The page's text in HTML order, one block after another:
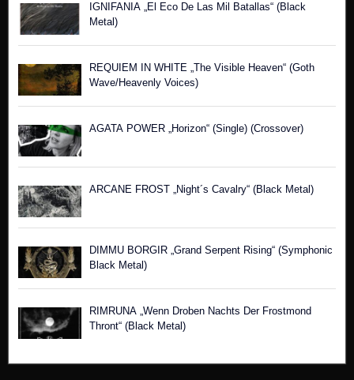
IGNIFANIA „El Eco De Las Mil Batallas“ (Black
Metal)
REQUIEM IN WHITE „The Visible Heaven“ (Goth
Wave/Heavenly Voices)
AGATA POWER „Horizon“ (Single) (Crossover)
ARCANE FROST „Night´s Cavalry“ (Black Metal)
DIMMU BORGIR „Grand Serpent Rising“ (Symphonic
Black Metal)
RIMRUNA „Wenn Droben Nachts Der Frostmond
Thront“ (Black Metal)